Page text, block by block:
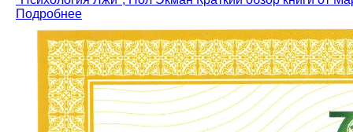
Подробнее